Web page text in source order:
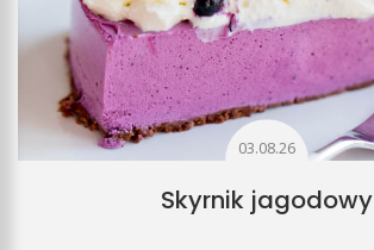
03.08.26
Skyrnik jagodowy